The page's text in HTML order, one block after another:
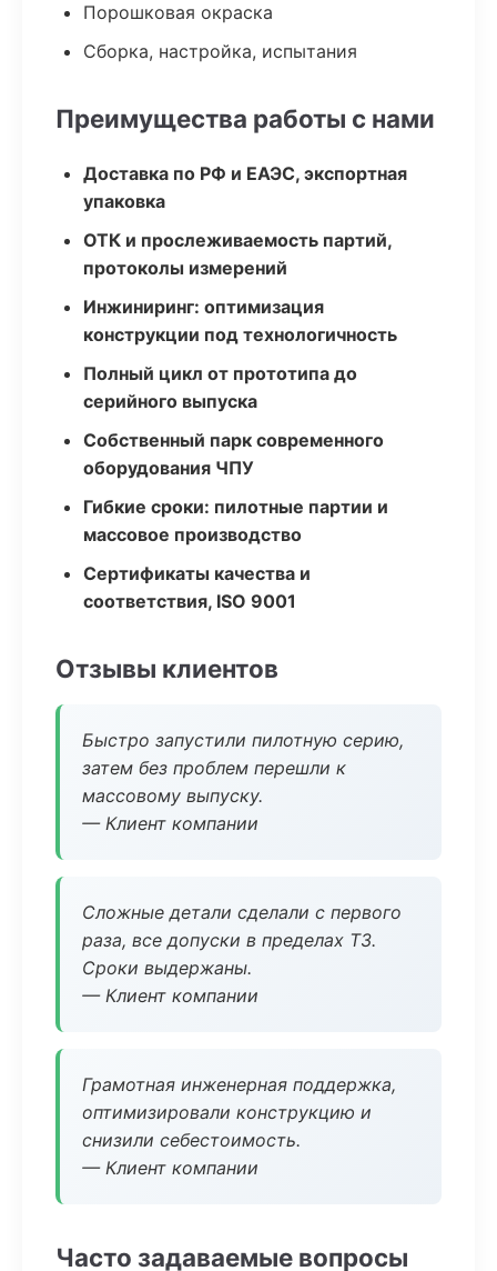
Порошковая окраска
Сборка, настройка, испытания
Преимущества работы с нами
Доставка по РФ и ЕАЭС, экспортная
упаковка
ОТК и прослеживаемость партий,
протоколы измерений
Инжиниринг: оптимизация
конструкции под технологичность
Полный цикл от прототипа до
серийного выпуска
Собственный парк современного
оборудования ЧПУ
Гибкие сроки: пилотные партии и
массовое производство
Сертификаты качества и
соответствия, ISO 9001
Отзывы клиентов
Быстро запустили пилотную серию,
затем без проблем перешли к
массовому выпуску.
— Клиент компании
Сложные детали сделали с первого
раза, все допуски в пределах ТЗ.
Сроки выдержаны.
— Клиент компании
Грамотная инженерная поддержка,
оптимизировали конструкцию и
снизили себестоимость.
— Клиент компании
Часто задаваемые вопросы